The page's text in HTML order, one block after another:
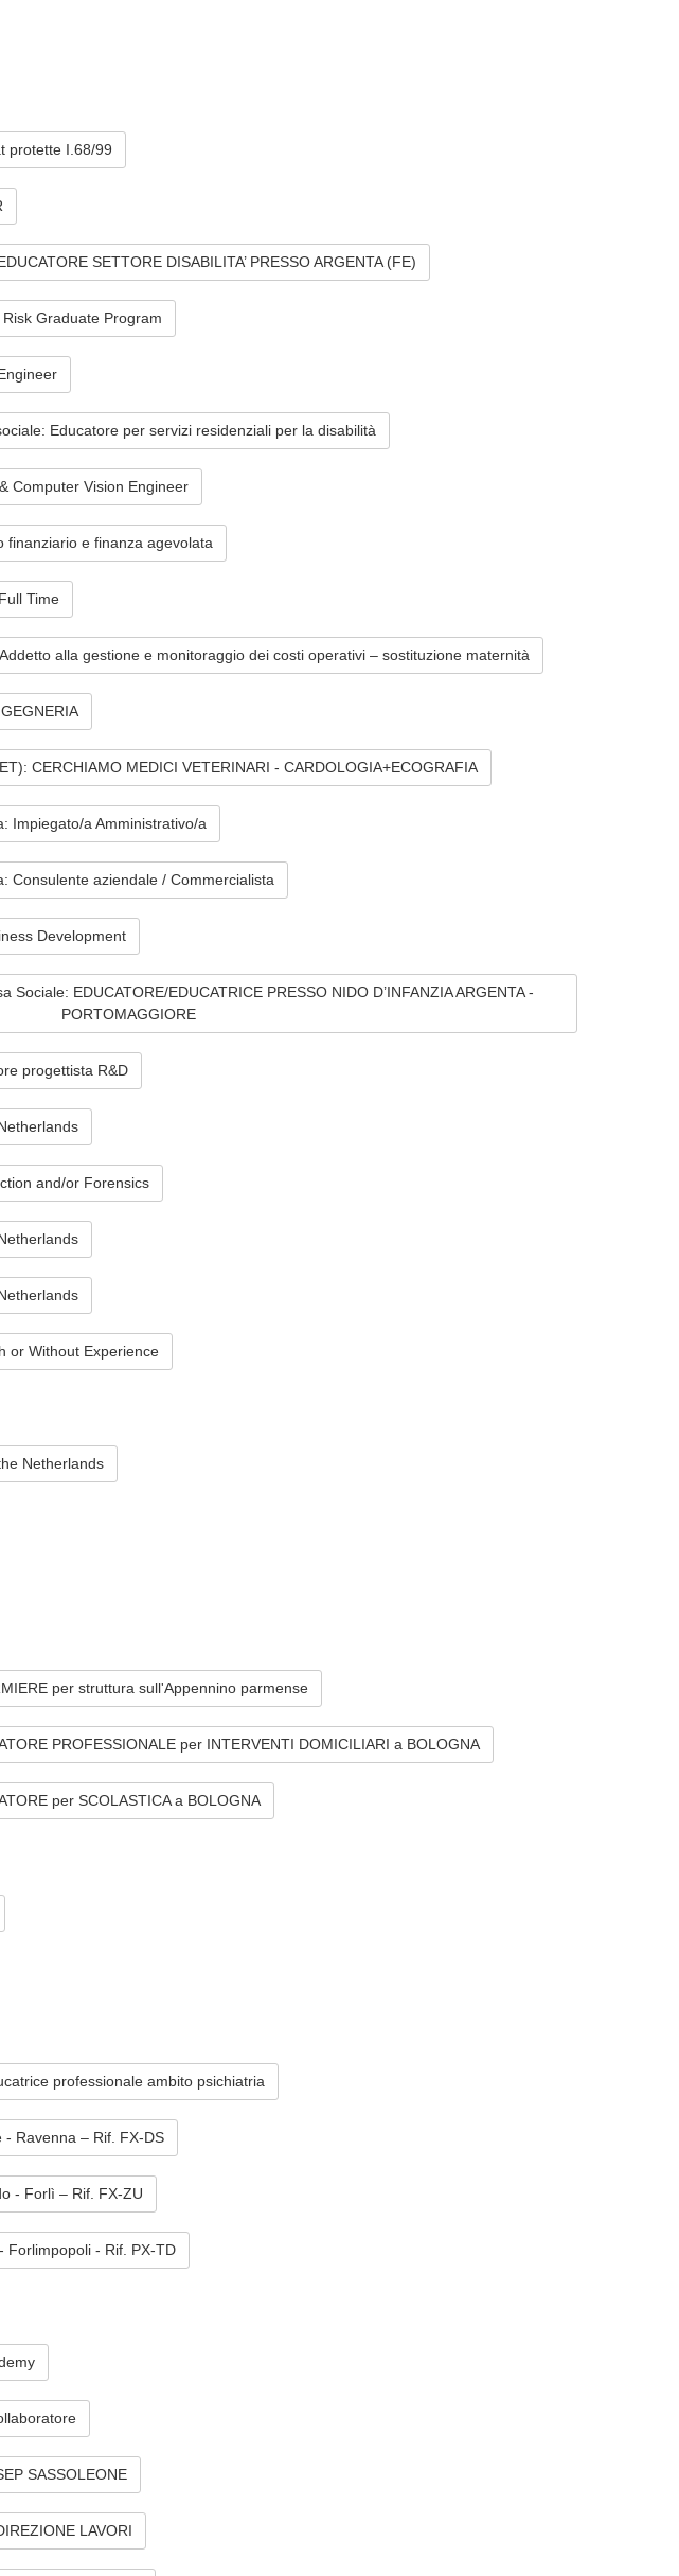
protette I.68/99
SETTORE DISABILITA’ PRESSO ARGENTA (FE)
Graduate Program
Educatore per servizi residenziali per la disabilità
Computer Vision Engineer
finanziario e finanza agevolata
Time
alla gestione e monitoraggio dei costi operativi – sostituzione maternità
CERCHIAMO MEDICI VETERINARI - CARDOLOGIA+ECOGRAFIA
Impiegato/a Amministrativo/a
Consulente aziendale / Commercialista
Development
EDUCATORE/EDUCATRICE PRESSO NIDO D’INFANZIA ARGENTA -
PORTOMAGGIORE
progettista R&D
and/or Forensics
or Without Experience
Netherlands
per struttura sull'Appennino parmense
PROFESSIONALE per INTERVENTI DOMICILIARI a BOLOGNA
per SCOLASTICA a BOLOGNA
professionale ambito psichiatria
- Ravenna – Rif. FX-DS
- Forlì – Rif. FX-ZU
Forlimpopoli - Rif. PX-TD
SASSOLEONE
LAVORI